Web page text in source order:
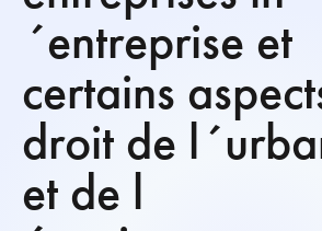
´entreprise et
certains
droit de
et de l